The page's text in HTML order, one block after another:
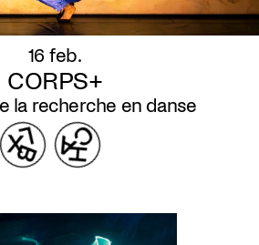
16 feb.
CORPS+
la recherche en danse